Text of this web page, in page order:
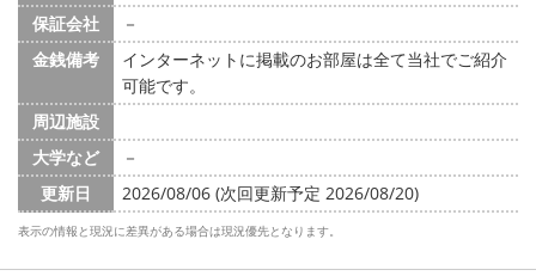
保証会社
－
金銭備考
インターネットに掲載のお部屋は全て当社でご紹介
可能です。
周辺施設
大学など
－
更新日
2026/08/06 (次回更新予定 2026/08/20)
表示の情報と現況に差異がある場合は現況優先となります。